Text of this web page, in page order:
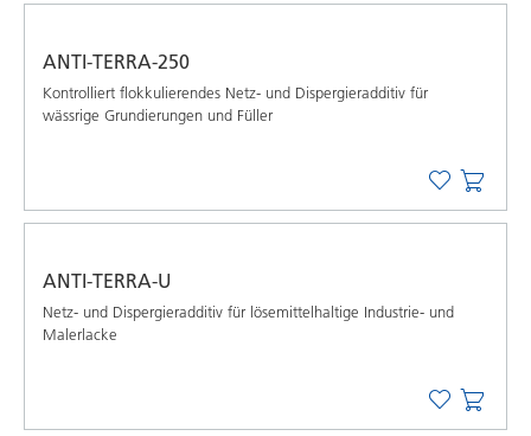
ANTI-TERRA-250
Kontrolliert flokkulierendes Netz- und Dispergieradditiv für
wässrige Grundierungen und Füller
ANTI-TERRA-U
Netz- und Dispergieradditiv für lösemittelhaltige Industrie- und
Malerlacke